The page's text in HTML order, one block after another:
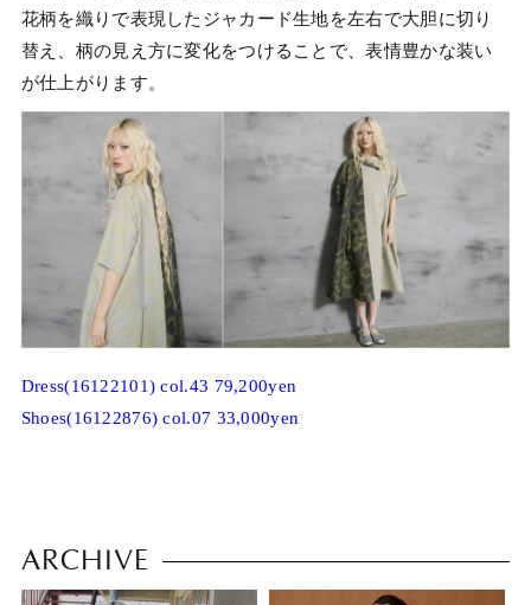
花柄を織りで表現したジャカード生地を左右で大胆に切り
替え、柄の見え方に変化をつけることで、表情豊かな装い
が仕上がります。
Dress(16122101) col.43 79,200yen
Shoes(16122876) col.07 33,000yen
ARCHIVE